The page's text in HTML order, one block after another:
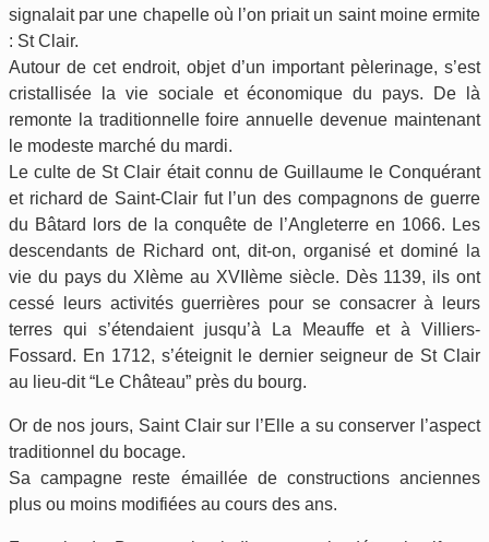
signalait par une chapelle où l’on priait un saint moine ermite
: St Clair.
Autour de cet endroit, objet d’un important pèlerinage, s’est
cristallisée la vie sociale et économique du pays. De là
remonte la traditionnelle foire annuelle devenue maintenant
le modeste marché du mardi.
Le culte de St Clair était connu de Guillaume le Conquérant
et richard de Saint-Clair fut l’un des compagnons de guerre
du Bâtard lors de la conquête de l’Angleterre en 1066. Les
descendants de Richard ont, dit-on, organisé et dominé la
vie du pays du XIème au XVIIème siècle. Dès 1139, ils ont
cessé leurs activités guerrières pour se consacrer à leurs
terres qui s’étendaient jusqu’à La Meauffe et à Villiers-
Fossard. En 1712, s’éteignit le dernier seigneur de St Clair
au lieu-dit “Le Château” près du bourg.
Or de nos jours, Saint Clair sur l’Elle a su conserver l’aspect
traditionnel du bocage.
Sa campagne reste émaillée de constructions anciennes
plus ou moins modifiées au cours des ans.